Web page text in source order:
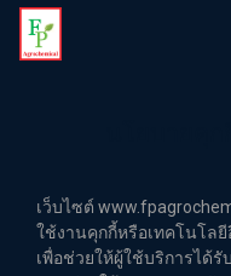
เว็บไซต์
ใช้งานคุกกี้หรือเทคโนโล
เพื่อช่วยให้ผู้ใช้บริการได้